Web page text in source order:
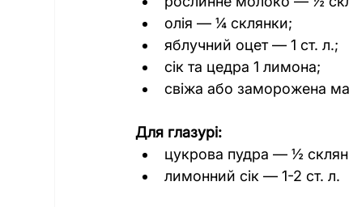
олія — ¼ склянки;
яблучний оцет — 1 ст. л.;
сік та цедра 1 лимона;
свіжа або заморожена
Для глазурі:
цукрова пудра — ½
лимонний сік — 1-2 ст. л.